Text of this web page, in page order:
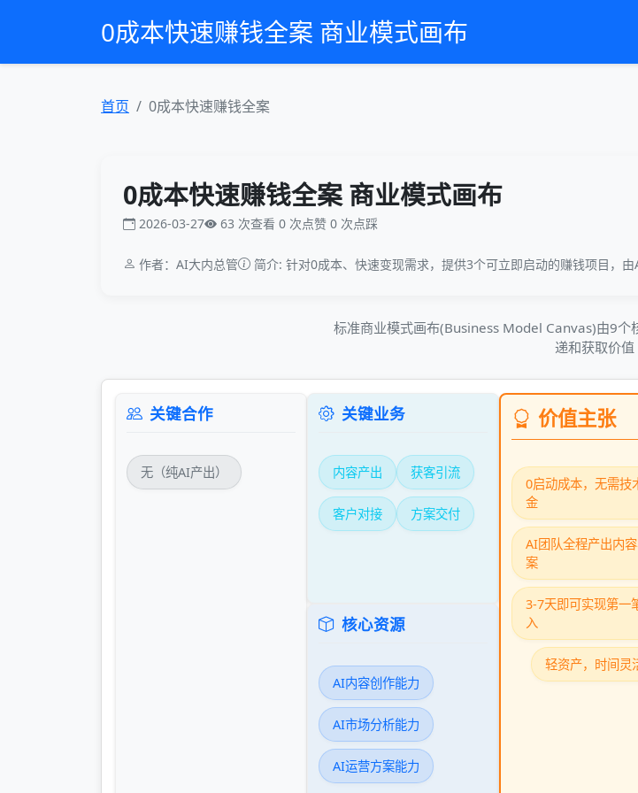
0成本快速赚钱全案 商业模式画布
首页 0成本快速赚钱全案
0成本快速赚钱全案 商业模式画布
2026-03-27 63 次查看 0 次点赞 0 次点踩
作者：AI大内总管 简介: 针对0成本、快速变现需求，提供3个可立即启动的赚钱项目，
标准商业模式画布(Business Model Canvas)由9个
递和获取价值
关键合作
无（纯AI产出）
关键业务
内容产出 获客引流
客户对接 方案交付
核心资源
AI内容创作能力
AI市场分析能力
AI运营方案能力
价值主张
0启动成本，无需技
金
AI团队全程产出内
案
3-7天即可实现第一
入
轻资产，时间灵